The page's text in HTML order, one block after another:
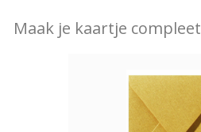
Maak je kaartje compleet